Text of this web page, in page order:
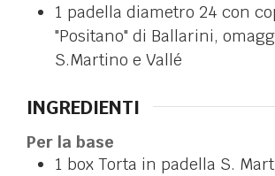
1 padella diametro 24 con
"Positano" di Ballarini,
S.Martino e Vallé
INGREDIENTI
Per la base
1 box Torta in padella S.